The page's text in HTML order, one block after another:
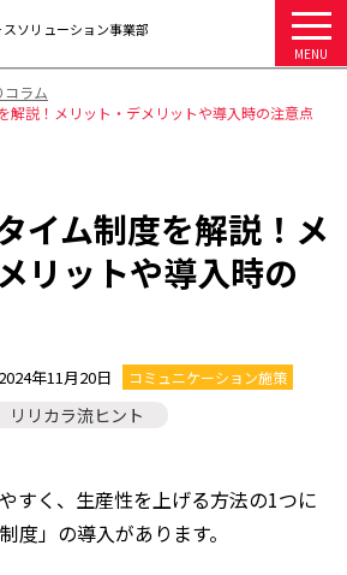
MENU
スソリューション事業部
コラム
解説！メリット・デメリットや導入時の注意点
イム制度を解説！メ
リットや導入時の
2024年11月20日 コミュニケーション施策
リリカラ流ヒント
すく、生産性を上げる方法の1つに
度」の導入があります。